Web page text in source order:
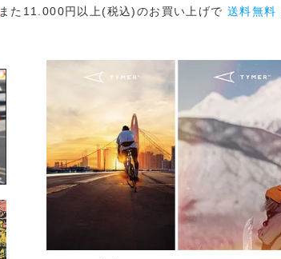
また11.000円以上(税込)のお買い上げで 送料無料